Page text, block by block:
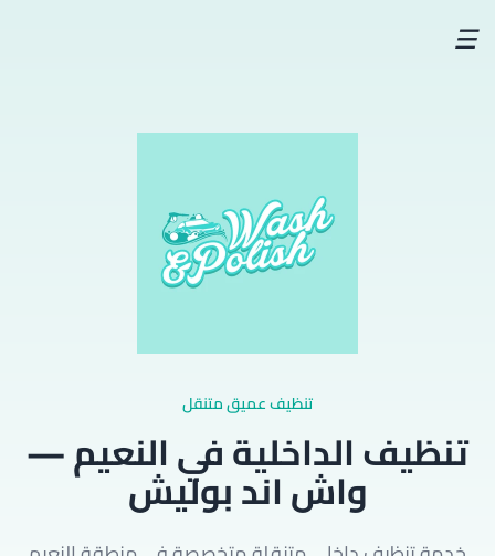
☰
تنظيف عميق متنقل
تنظيف الداخلية في النعيم —
واش اند بوليش